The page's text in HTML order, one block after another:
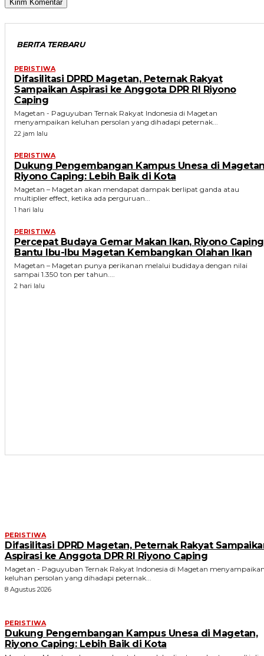
BERITA TERBARU
PERISTIWA
Difasilitasi DPRD Magetan, Peternak Rakyat
Sampaikan Aspirasi ke Anggota DPR RI Riyono
Caping
Magetan - Paguyuban Ternak Rakyat Indonesia di Magetan
menyampaikan keluhan persolan yang dihadapi peternak...
22 jam lalu
PERISTIWA
Dukung Pengembangan Kampus Unesa di
Riyono Caping: Lebih Baik di Kota
Magetan – Magetan akan mendapat dampak berlipat ganda atau
multiplier effect, ketika ada perguruan...
1 hari lalu
PERISTIWA
Percepat Budaya Gemar Makan Ikan, Riyono Caping
Bantu Ibu-Ibu Magetan Kembangkan Olahan Ikan
Magetan – Magetan punya perikanan melalui budidaya dengan nilai
sampai 1.350 ton per tahun....
2 hari lalu
PERISTIWA
Difasilitasi DPRD Magetan, Peternak Rakyat
Aspirasi ke Anggota DPR RI Riyono Caping
Magetan - Paguyuban Ternak Rakyat Indonesia di Magetan
keluhan persolan yang dihadapi peternak...
8 Agustus 2026
PERISTIWA
Dukung Pengembangan Kampus Unesa di Magetan,
Riyono Caping: Lebih Baik di Kota